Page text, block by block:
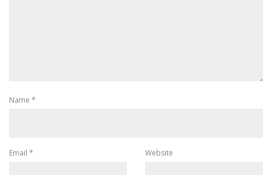
Name *
Email * Website